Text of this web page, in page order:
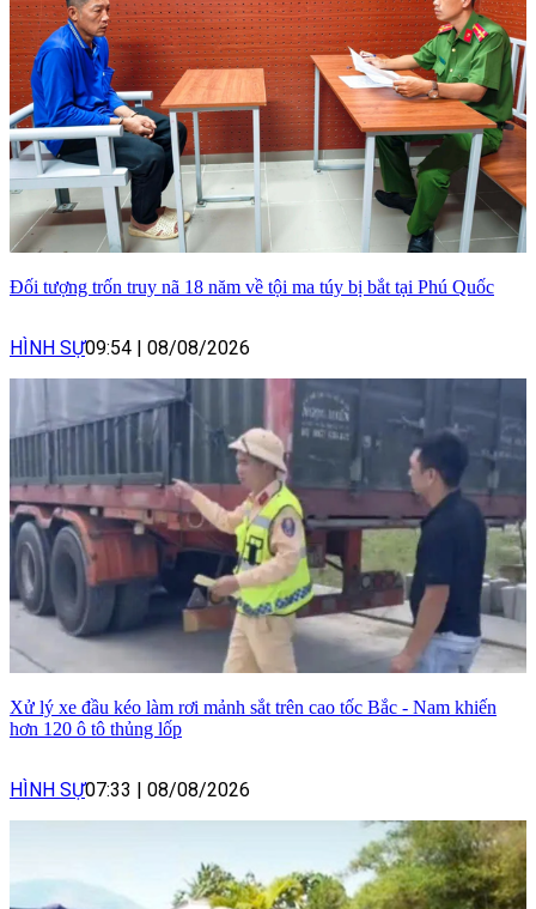
Đối tượng trốn truy nã 18 năm về tội ma túy bị bắt tại Phú Quốc
HÌNH SỰ09:54 08/08/2026
Xử lý xe đầu kéo làm rơi mảnh sắt trên cao tốc Bắc - Nam khiến
hơn 120 ô tô thủng lốp
HÌNH SỰ07:33 | 08/08/2026